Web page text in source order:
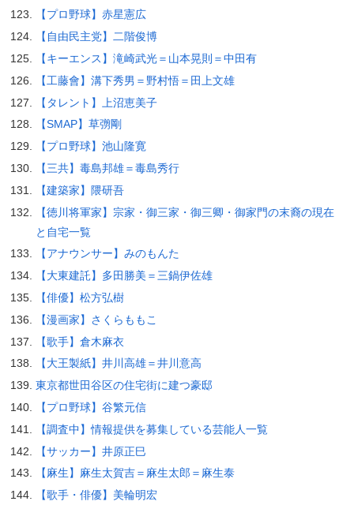
【プロ野球】赤星憲広
【自由民主党】二階俊博
【キーエンス】滝崎武光＝山本晃則＝中田有
【工藤會】溝下秀男＝野村悟＝田上文雄
【タレント】上沼恵美子
【SMAP】草彅剛
【プロ野球】池山隆寛
【三共】毒島邦雄＝毒島秀行
【建築家】隈研吾
【徳川将軍家】宗家・御三家・御三卿・御家門の末裔の現在
と自宅一覧
【アナウンサー】みのもんた
【大東建託】多田勝美＝三鍋伊佐雄
【俳優】松方弘樹
【漫画家】さくらももこ
【歌手】倉木麻衣
【大王製紙】井川高雄＝井川意高
東京都世田谷区の住宅街に建つ豪邸
【プロ野球】谷繁元信
【調査中】情報提供を募集している芸能人一覧
【サッカー】井原正巳
【麻生】麻生太賀吉＝麻生太郎＝麻生泰
【歌手・俳優】美輪明宏